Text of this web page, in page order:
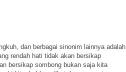
dan berbagai sinonim lainnya adalah
rendah hati tidak akan bersikap
bersikap sombong bukan saja kita